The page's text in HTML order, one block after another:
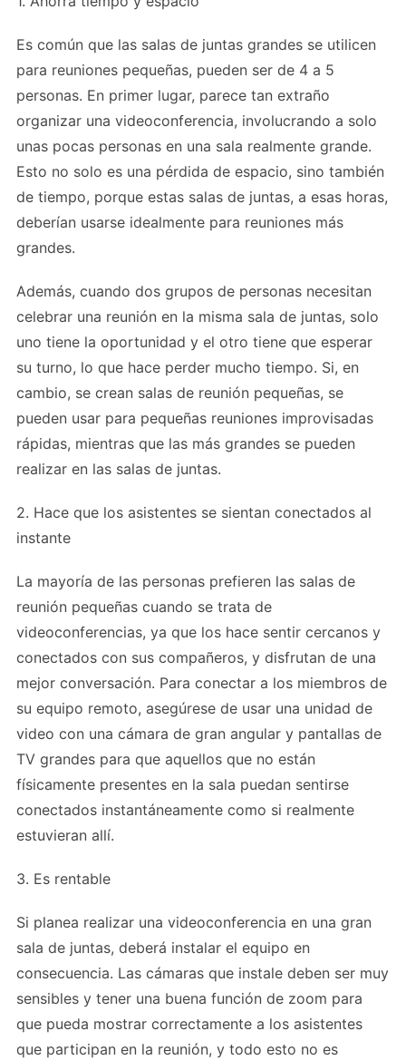
Es común que las salas de juntas grandes se utilicen
para reuniones pequeñas, pueden ser de 4 a 5
personas. En primer lugar, parece tan extraño
organizar una videoconferencia, involucrando a solo
unas pocas personas en una sala realmente grande.
Esto no solo es una pérdida de espacio, sino también
de tiempo, porque estas salas de juntas, a esas horas,
deberían usarse idealmente para reuniones más
grandes.
Además, cuando dos grupos de personas necesitan
celebrar una reunión en la misma sala de juntas, solo
uno tiene la oportunidad y el otro tiene que esperar
su turno, lo que hace perder mucho tiempo. Si, en
cambio, se crean salas de reunión pequeñas, se
pueden usar para pequeñas reuniones improvisadas
rápidas, mientras que las más grandes se pueden
realizar en las salas de juntas.
2. Hace que los asistentes se sientan conectados al
instante
La mayoría de las personas prefieren las salas de
reunión pequeñas cuando se trata de
videoconferencias, ya que los hace sentir cercanos y
conectados con sus compañeros, y disfrutan de una
mejor conversación. Para conectar a los miembros de
su equipo remoto, asegúrese de usar una unidad de
video con una cámara de gran angular y pantallas de
TV grandes para que aquellos que no están
físicamente presentes en la sala puedan sentirse
conectados instantáneamente como si realmente
estuvieran allí.
3. Es rentable
Si planea realizar una videoconferencia en una gran
sala de juntas, deberá instalar el equipo en
consecuencia. Las cámaras que instale deben ser muy
sensibles y tener una buena función de zoom para
que pueda mostrar correctamente a los asistentes
que participan en la reunión, y todo esto no es